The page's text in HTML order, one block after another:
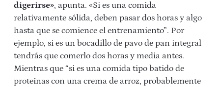
digerirse», apunta. «Si es una comida
relativamente sólida, deben pasar dos horas y algo
hasta que se comience el entrenamiento”. Por
ejemplo, si es un bocadillo de pavo de pan integral
tendrás que comerlo dos horas y media antes.
Mientras que “si es una comida tipo batido de
proteínas con una crema de arroz, probablemente